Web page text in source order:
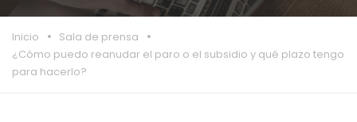
Inicio
Sala de prensa
¿Cómo puedo reanudar el paro o el subsidio y qué plazo tengo
para hacerlo?